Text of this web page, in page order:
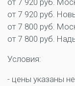
от 7 920 руб.
от 7 920 руб.
от 7 800 руб.
от 7 800 руб.
Условия:
- цены указаны